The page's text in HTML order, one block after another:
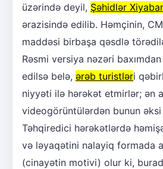
üzərində deyil, Şəhidlər
ərazisində edilib. Həmçinin,
maddəsi birbaşa qəsdlə
Rəsmi versiya nəzəri
edilsə belə, ərəb turistləri
niyyəti ilə hərəkət etmirlər; ən
videogörüntülərdən bunun
Təhqiredici hərəkətlərdə
və ləyaqətini nalayiq formada
(cinayətin motivi) olur ki,